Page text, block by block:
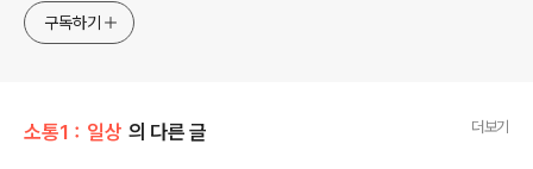
식하는 미드가 있는~ /// 사회적 이슈에 발언하는~ 不老巨
구독하기
소통1：일상 의 다른 글 더보기